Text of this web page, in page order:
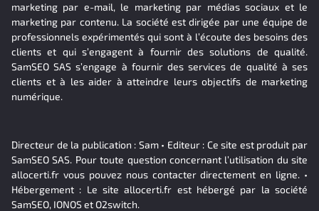
marketing par e-mail, le marketing par médias sociaux et le
marketing par contenu. La société est dirigée par une équipe de
professionnels expérimentés qui sont à l’écoute des besoins des
clients et qui s’engagent à fournir des solutions de qualité.
SamSEO SAS s’engage à fournir des services de qualité à ses
clients et à les aider à atteindre leurs objectifs de marketing
numérique.
Directeur de la publication : Sam • Editeur : Ce site est produit par
SamSEO SAS. Pour toute question concernant l’utilisation du site
allocerti.fr vous pouvez nous contacter directement en ligne. •
Hébergement : Le site allocerti.fr est hébergé par la société
SamSEO, IONOS et O2switch.